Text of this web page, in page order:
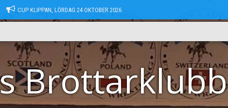
CUP KLIPPAN, LÖRDAG 24 OKTOBER 2026
Brottarklubb